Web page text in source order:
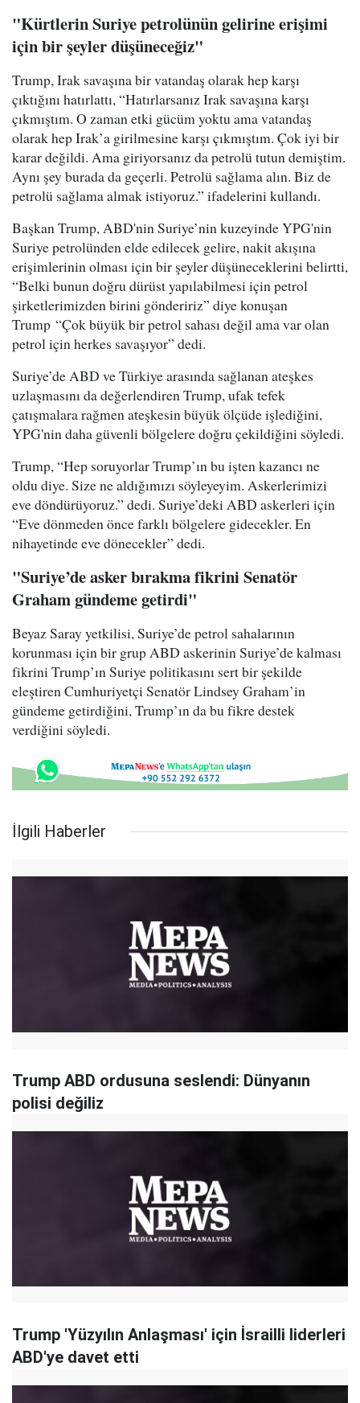
"Kürtlerin Suriye petrolünün gelirine erişimi
için bir şeyler düşüneceğiz"
Trump, Irak savaşına bir vatandaş olarak hep karşı
çıktığını hatırlattı, “Hatırlarsanız Irak savaşına karşı
çıkmıştım. O zaman etki gücüm yoktu ama vatandaş
olarak hep Irak’a girilmesine karşı çıkmıştım. Çok iyi bir
karar değildi. Ama giriyorsanız da petrolü tutun demiştim.
Aynı şey burada da geçerli. Petrolü sağlama alın. Biz de
petrolü sağlama almak istiyoruz.” ifadelerini kullandı.
Başkan Trump, ABD'nin Suriye’nin kuzeyinde YPG'nin
Suriye petrolünden elde edilecek gelire, nakit akışına
erişimlerinin olması için bir şeyler düşüneceklerini belirtti,
“Belki bunun doğru dürüst yapılabilmesi için petrol
şirketlerimizden birini göndeririz” diye konuşan
Trump “Çok büyük bir petrol sahası değil ama var olan
petrol için herkes savaşıyor” dedi.
Suriye’de ABD ve Türkiye arasında sağlanan ateşkes
uzlaşmasını da değerlendiren Trump, ufak tefek
çatışmalara rağmen ateşkesin büyük ölçüde işlediğini,
YPG'nin daha güvenli bölgelere doğru çekildiğini söyledi.
Trump, “Hep soruyorlar Trump’ın bu işten kazancı ne
oldu diye. Size ne aldığımızı söyleyeyim. Askerlerimizi
eve döndürüyoruz.” dedi. Suriye’deki ABD askerleri için
“Eve dönmeden önce farklı bölgelere gidecekler. En
nihayetinde eve dönecekler” dedi.
"Suriye’de asker bırakma fikrini Senatör
Graham gündeme getirdi"
Beyaz Saray yetkilisi, Suriye’de petrol sahalarının
korunması için bir grup ABD askerinin Suriye’de kalması
fikrini Trump’ın Suriye politikasını sert bir şekilde
eleştiren Cumhuriyetçi Senatör Lindsey Graham’in
gündeme getirdiğini, Trump’ın da bu fikre destek
verdiğini söyledi.
İlgili Haberler
Trump ABD ordusuna seslendi: Dünyanın
polisi değiliz
Trump 'Yüzyılın Anlaşması' için İsrailli liderleri
ABD'ye davet etti